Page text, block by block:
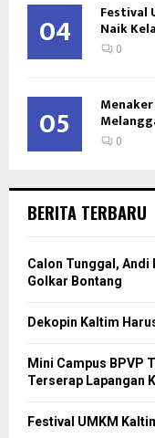
04 Festival
Naik
0
05 0
BERITA TERBARU
Calon Tunggal, Andi
Golkar Bontang
Dekopin Kaltim
Mini Campus BPVP
Terserap Lapangan
Festival UMKM